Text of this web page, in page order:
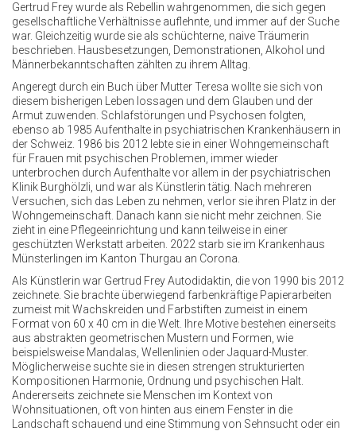
Gertrud Frey wurde als Rebellin wahrgenommen, die sich gegen
gesellschaftliche Verhältnisse auflehnte, und immer auf der Suche
war. Gleichzeitig wurde sie als schüchterne, naive Träumerin
beschrieben. Hausbesetzungen, Demonstrationen, Alkohol und
Männerbekanntschaften zählten zu ihrem Alltag.
Angeregt durch ein Buch über Mutter Teresa wollte sie sich von
diesem bisherigen Leben lossagen und dem Glauben und der
Armut zuwenden. Schlafstörungen und Psychosen folgten,
ebenso ab 1985 Aufenthalte in psychiatrischen Krankenhäusern in
der Schweiz. 1986 bis 2012 lebte sie in einer Wohngemeinschaft
für Frauen mit psychischen Problemen, immer wieder
unterbrochen durch Aufenthalte vor allem in der psychiatrischen
Klinik Burghölzli, und war als Künstlerin tätig. Nach mehreren
Versuchen, sich das Leben zu nehmen, verlor sie ihren Platz in der
Wohngemeinschaft. Danach kann sie nicht mehr zeichnen. Sie
zieht in eine Pflegeeinrichtung und kann teilweise in einer
geschützten Werkstatt arbeiten. 2022 starb sie im Krankenhaus
Münsterlingen im Kanton Thurgau an Corona.
Als Künstlerin war Gertrud Frey Autodidaktin, die von 1990 bis 2012
zeichnete. Sie brachte überwiegend farbenkräftige Papierarbeiten
zumeist mit Wachskreiden und Farbstiften zumeist in einem
Format von 60 x 40 cm in die Welt. Ihre Motive bestehen einerseits
aus abstrakten geometrischen Mustern und Formen, wie
beispielsweise Mandalas, Wellenlinien oder Jaquard-Muster.
Möglicherweise suchte sie in diesen strengen strukturierten
Kompositionen Harmonie, Ordnung und psychischen Halt.
Andererseits zeichnete sie Menschen im Kontext von
Wohnsituationen, oft von hinten aus einem Fenster in die
Landschaft schauend und eine Stimmung von Sehnsucht oder ein